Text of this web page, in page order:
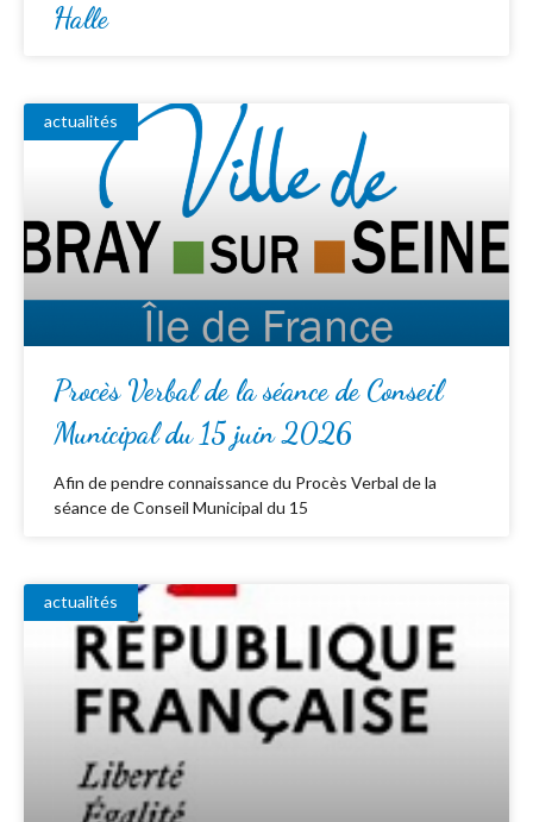
Halle
actualités
Procès Verbal de la séance de Conseil
Municipal du 15 juin 2026
Afin de pendre connaissance du Procès Verbal de la
séance de Conseil Municipal du 15
actualités